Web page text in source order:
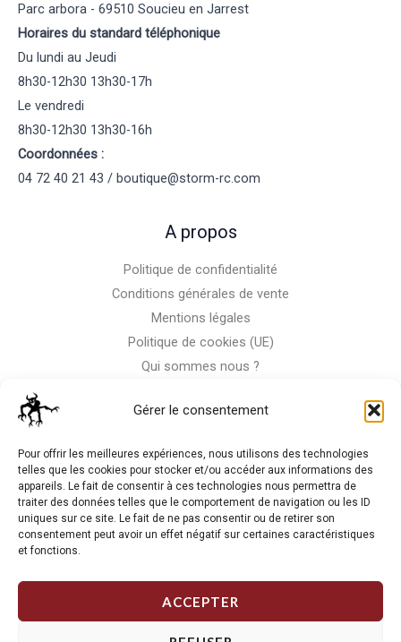
Gérer le consentement
Pour offrir les meilleures expériences, nous utilisons des technologies
telles que les cookies pour stocker et/ou accéder aux informations des
appareils. Le fait de consentir à ces technologies nous permettra de
traiter des données telles que le comportement de navigation ou les ID
uniques sur ce site. Le fait de ne pas consentir ou de retirer son
consentement peut avoir un effet négatif sur certaines caractéristiques
et fonctions.
ACCEPTER
Parc arbora - 69510 Soucieu en Jarrest
Horaires du standard téléphonique
Du lundi au Jeudi
8h30-12h30 13h30-17h
Le vendredi
8h30-12h30 13h30-16h
Coordonnées :
04 72 40 21 43 / boutique@storm-rc.com
A propos
Politique de confidentialité
Conditions générales de vente
Mentions légales
Politique de cookies (UE)
Qui sommes nous ?
La RC n'est pas notre seule passion, venez visiter notre shop
de motos